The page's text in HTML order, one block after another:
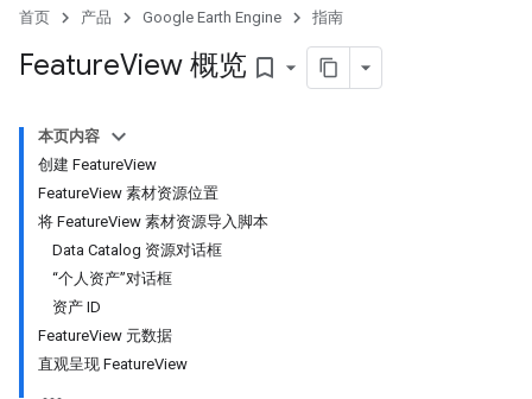
首页 产品 Google Earth Engine 指南
FeatureView 概览 bookmark_border
本页内容
创建 FeatureView
FeatureView 素材资源位置
将 FeatureView 素材资源导入脚本
Data Catalog 资源对话框
“个人资产”对话框
资产 ID
FeatureView 元数据
直观呈现 FeatureView